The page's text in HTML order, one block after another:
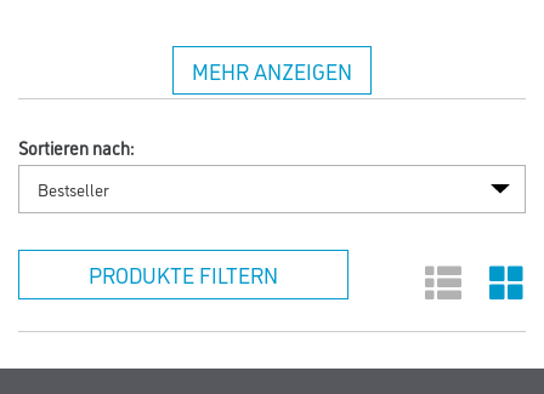
MEHR ANZEIGEN
Sortieren nach:
PRODUKTE FILTERN